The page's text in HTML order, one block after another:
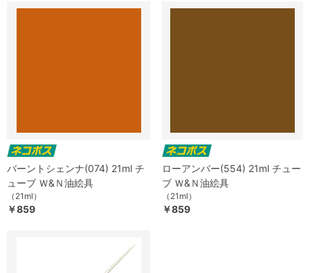
バーントシェンナ(074) 21ml チ
ューブ Ｗ&Ｎ油絵具
（21ml）
￥859
ローアンバー(554) 21ml チュー
ブ Ｗ&Ｎ油絵具
（21ml）
￥859